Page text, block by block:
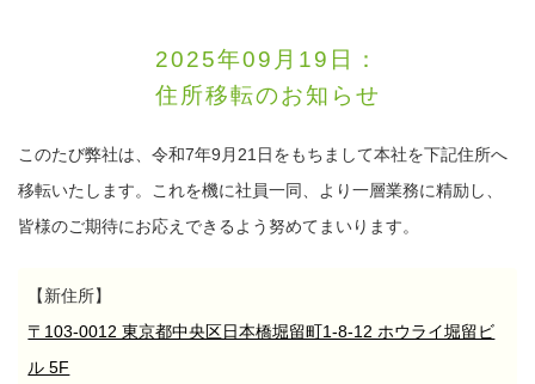
2025年09月19日：
住所移転のお知らせ
このたび弊社は、令和7年9月21日をもちまして本社を下記住所へ
移転いたします。
これを機に社員一同、より一層業務に精励し、
皆様のご期待にお応えできるよう努めてまいります。
【新住所】
〒103-0012 東京都中央区日本橋堀留町1-8-12 ホウライ堀留ビ
ル 5F